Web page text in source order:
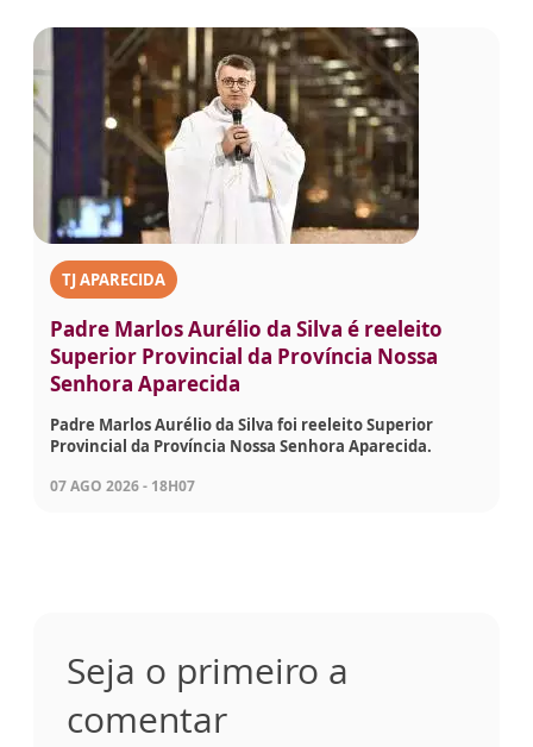
TJ APARECIDA
Padre Marlos Aurélio da Silva é reeleito
Superior Provincial da Província Nossa
Senhora Aparecida
Padre Marlos Aurélio da Silva foi reeleito Superior
Provincial da Província Nossa Senhora Aparecida.
07 AGO 2026 - 18H07
Seja o primeiro a
comentar